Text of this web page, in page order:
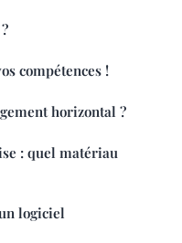
compétences !
horizontal ?
: quel matériau
logiciel